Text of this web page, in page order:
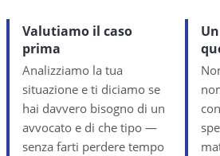
Valutiamo il caso
prima
Analizziamo la tua
situazione e ti diciamo se
hai davvero bisogno di un
avvocato e di che tipo —
senza farti perdere tempo